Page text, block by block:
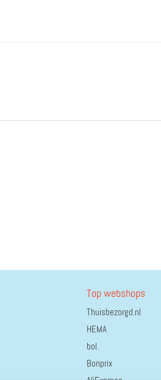
Top webshops
Thuisbezorgd.nl
HEMA
bol.
Bonprix